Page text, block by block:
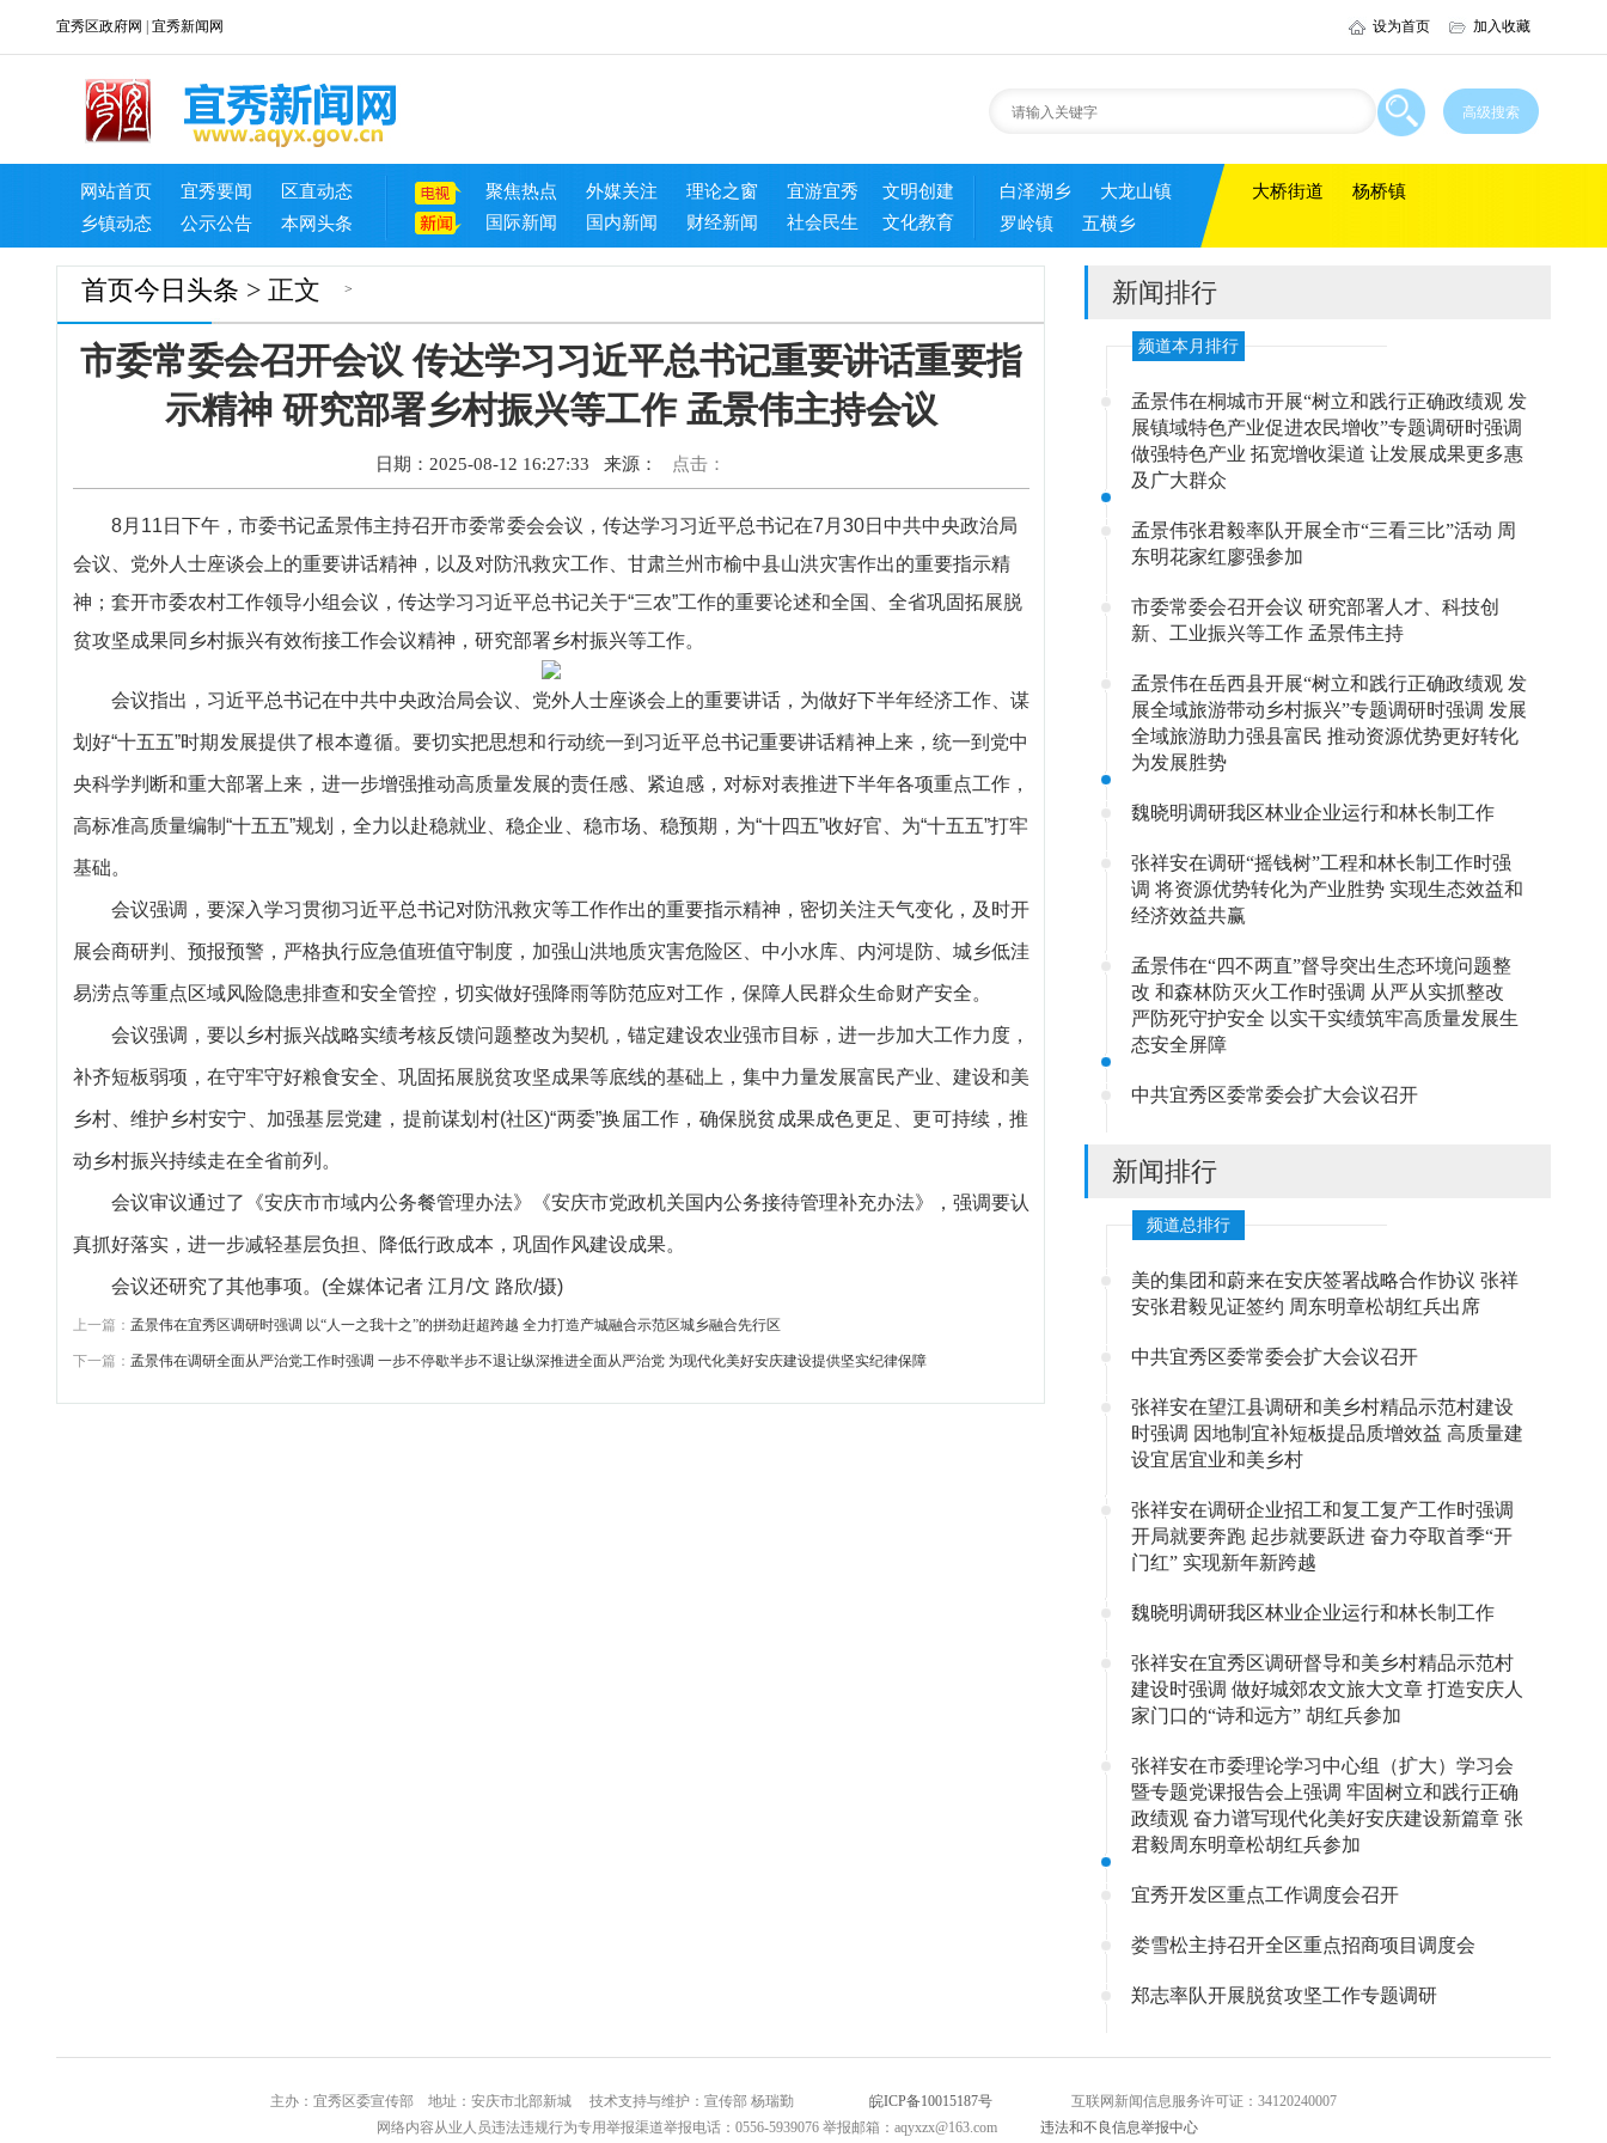
宜秀区政府网 宜秀新闻网 设为首页 加入收藏
网站首页 宜秀要闻
区直动态
乡镇动态
公示公告 本网头条
聚焦热点 外媒关注 理论之窗 宜游宜秀
文明创建
国际新闻
国内新闻 财经新闻 社会民生 文化教育
白泽湖乡
大龙山镇
罗岭镇
五横乡
大桥街道 杨桥镇
首页 >
今日头条 > 正文
市委常委会召开会议 传达学习习近平总书记重要讲话重要指
示精神 研究部署乡村振兴等工作 孟景伟主持会议
日期：2025-08-12 16:27:33 来源： 点击：
8月11日下午，市委书记孟景伟主持召开市委常委会会议，传达学习习近平总书记在7月30日中共中央政治局
会议、党外人士座谈会上的重要讲话精神，以及对防汛救灾工作、甘肃兰州市榆中县山洪灾害作出的重要指示精
神；套开市委农村工作领导小组会议，传达学习习近平总书记关于“三农”工作的重要论述和全国、全省巩固拓展脱
贫攻坚成果同乡村振兴有效衔接工作会议精神，研究部署乡村振兴等工作。
会议指出，习近平总书记在中共中央政治局会议、党外人士座谈会上的重要讲话，为做好下半年经济工作、谋
划好“十五五”时期发展提供了根本遵循。要切实把思想和行动统一到习近平总书记重要讲话精神上来，统一到党中
央科学判断和重大部署上来，进一步增强推动高质量发展的责任感、紧迫感，对标对表推进下半年各项重点工作，
高标准高质量编制“十五五”规划，全力以赴稳就业、稳企业、稳市场、稳预期，为“十四五”收好官、为“十五五”打牢
基础。
会议强调，要深入学习贯彻习近平总书记对防汛救灾等工作作出的重要指示精神，密切关注天气变化，及时开
展会商研判、预报预警，严格执行应急值班值守制度，加强山洪地质灾害危险区、中小水库、内河堤防、城乡低洼
易涝点等重点区域风险隐患排查和安全管控，切实做好强降雨等防范应对工作，保障人民群众生命财产安全。
会议强调，要以乡村振兴战略实绩考核反馈问题整改为契机，锚定建设农业强市目标，进一步加大工作力度，
补齐短板弱项，在守牢守好粮食安全、巩固拓展脱贫攻坚成果等底线的基础上，集中力量发展富民产业、建设和美
乡村、维护乡村安宁、加强基层党建，提前谋划村(社区)“两委”换届工作，确保脱贫成果成色更足、更可持续，推
动乡村振兴持续走在全省前列。
会议审议通过了《安庆市市域内公务餐管理办法》《安庆市党政机关国内公务接待管理补充办法》，强调要认
真抓好落实，进一步减轻基层负担、降低行政成本，巩固作风建设成果。
会议还研究了其他事项。(全媒体记者 江月/文 路欣/摄)
上一篇： 孟景伟在宜秀区调研时强调 以“人一之我十之”的拼劲赶超跨越 全力打造产城融合示范区城乡融合先行区
下一篇： 孟景伟在调研全面从严治党工作时强调 一步不停歇半步不退让纵深推进全面从严治党 为现代化美好安庆建设提供坚实纪律保障
新闻排行
频道本月排行
孟景伟在桐城市开展“树立和践行正确政绩观 发
展镇域特色产业促进农民增收”专题调研时强调
做强特色产业 拓宽增收渠道 让发展成果更多惠
及广大群众
孟景伟张君毅率队开展全市“三看三比”活动 周
东明花家红廖强参加
市委常委会召开会议 研究部署人才、科技创
新、工业振兴等工作 孟景伟主持
孟景伟在岳西县开展“树立和践行正确政绩观 发
展全域旅游带动乡村振兴”专题调研时强调 发展
全域旅游助力强县富民 推动资源优势更好转化
为发展胜势
魏晓明调研我区林业企业运行和林长制工作
张祥安在调研“摇钱树”工程和林长制工作时强
调 将资源优势转化为产业胜势 实现生态效益和
经济效益共赢
孟景伟在“四不两直”督导突出生态环境问题整
改 和森林防灭火工作时强调 从严从实抓整改
严防死守护安全 以实干实绩筑牢高质量发展生
态安全屏障
中共宜秀区委常委会扩大会议召开
新闻排行
频道总排行
美的集团和蔚来在安庆签署战略合作协议 张祥
安张君毅见证签约 周东明章松胡红兵出席
中共宜秀区委常委会扩大会议召开
张祥安在望江县调研和美乡村精品示范村建设
时强调 因地制宜补短板提品质增效益 高质量建
设宜居宜业和美乡村
张祥安在调研企业招工和复工复产工作时强调
开局就要奔跑 起步就要跃进 奋力夺取首季“开
门红” 实现新年新跨越
魏晓明调研我区林业企业运行和林长制工作
张祥安在宜秀区调研督导和美乡村精品示范村
建设时强调 做好城郊农文旅大文章 打造安庆人
家门口的“诗和远方” 胡红兵参加
张祥安在市委理论学习中心组（扩大）学习会
暨专题党课报告会上强调 牢固树立和践行正确
政绩观 奋力谱写现代化美好安庆建设新篇章 张
君毅周东明章松胡红兵参加
宜秀开发区重点工作调度会召开
娄雪松主持召开全区重点招商项目调度会
郑志率队开展脱贫攻坚工作专题调研
主办：宜秀区委宣传部 地址：安庆市北部新城 技术支持与维护：宣传部 杨瑞勤 皖ICP备10015187号
互联网新闻信息服务许可证：34120240007
网络内容从业人员违法违规行为专用举报渠道举报电话：0556-5939076 举报邮箱：aqyxzx@163.com 违法和不良信息举报中心